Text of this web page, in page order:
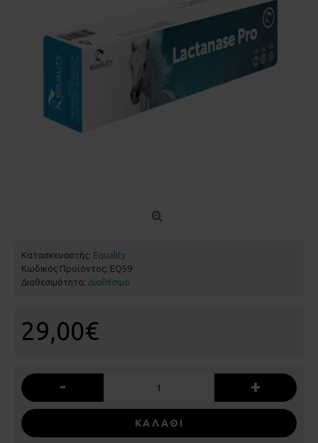
Κατασκευαστής: Equality
Κωδικός Προϊόντος: EQ59
Διαθεσιμότητα: Διαθέσιμο
29,00€
- +
ΚΑΛΆΘΙ